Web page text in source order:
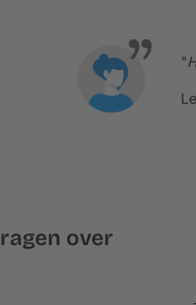
"
over